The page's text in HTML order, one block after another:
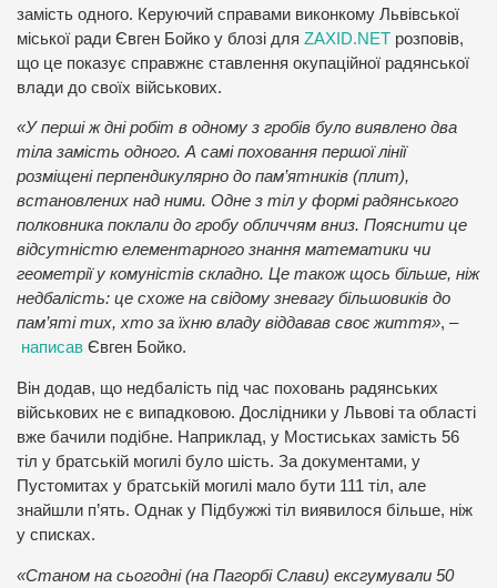
замість одного. Керуючий справами виконкому Львівської
міської ради Євген Бойко у блозі для ZAXID.NET розповів,
що це показує справжнє ставлення окупаційної радянської
влади до своїх військових.
«У перші ж дні робіт в одному з гробів було виявлено два
тіла замість одного. А самі поховання першої лінії
розміщені перпендикулярно до пам’ятників (плит),
встановлених над ними. Одне з тіл у формі радянського
полковника поклали до гробу обличчям вниз. Пояснити це
відсутністю елементарного знання математики чи
геометрії у комуністів складно. Це також щось більше, ніж
недбалість: це схоже на свідому зневагу більшовиків до
пам’яті тих, хто за їхню владу віддавав своє життя», –
написав Євген Бойко.
Він додав, що недбалість під час поховань радянських
військових не є випадковою. Дослідники у Львові та області
вже бачили подібне. Наприклад, у Мостиськах замість 56
тіл у братській могилі було шість. За документами, у
Пустомитах у братській могилі мало бути 111 тіл, але
знайшли п’ять. Однак у Підбужжі тіл виявилося більше, ніж
у списках.
«Станом на сьогодні (на Пагорбі Слави) ексгумували 50